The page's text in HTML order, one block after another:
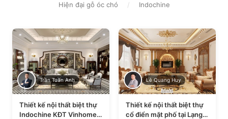
Hiện đại gỗ óc chó / Indochine
Trần Tuấn Anh
Thiết kế nội thất biệt thự
Indochine KĐT Vinhomes
Lê Quang Huy
Thiết kế nội thất biệt thự
cổ điển mặt phố tại Lạng